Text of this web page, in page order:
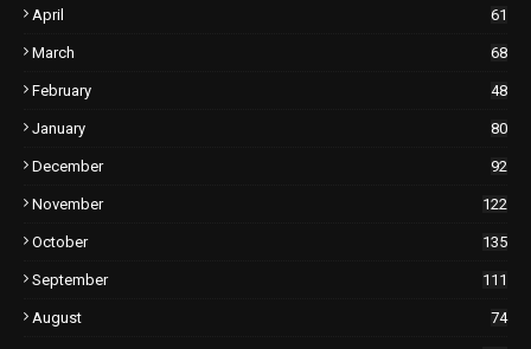
April 61
March 68
February 48
January 80
December 92
November 122
October 135
September 111
August 74